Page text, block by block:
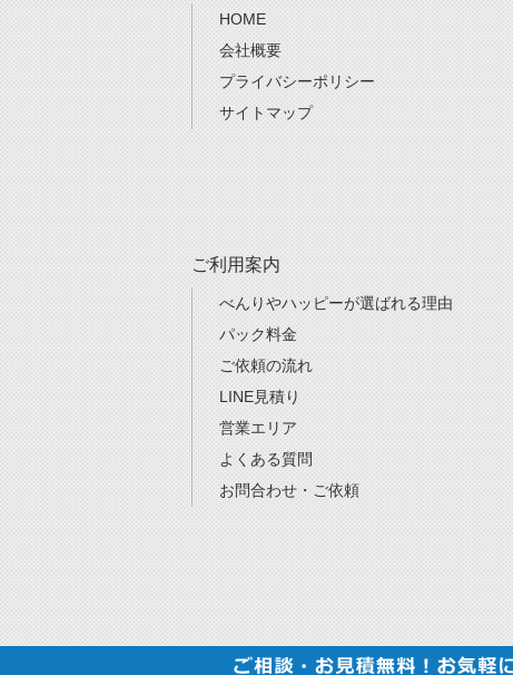
HOME
会社概要
プライバシーポリシー
サイトマップ
ご利用案内
べんりやハッピーが選ばれる理由
パック料金
ご依頼の流れ
LINE見積り
営業エリア
よくある質問
お問合わせ・ご依頼